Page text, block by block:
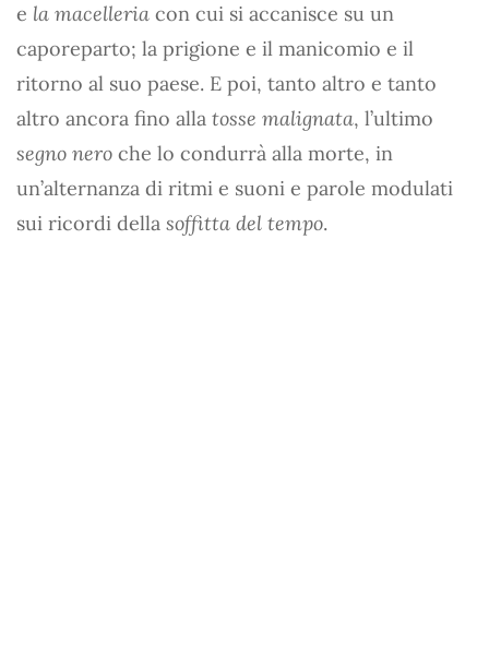
e la macelleria con cui si accanisce su un
caporeparto; la prigione e il manicomio e il
ritorno al suo paese. E poi, tanto altro e tanto
altro ancora fino alla tosse malignata, l’ultimo
segno nero che lo condurrà alla morte, in
un’alternanza di ritmi e suoni e parole modulati
sui ricordi della soffitta del tempo.